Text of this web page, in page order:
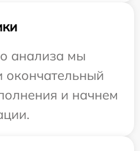
анализа мы
окончательный
и начнем